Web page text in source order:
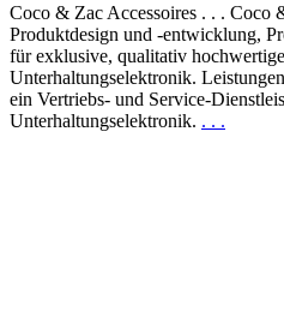
Coco & Zac Accessoires . . . Coco
Produktdesign und -entwicklung,
für exklusive, qualitativ
Unterhaltungselektronik.
ein Vertriebs- und Service-
Unterhaltungselektronik. . . .